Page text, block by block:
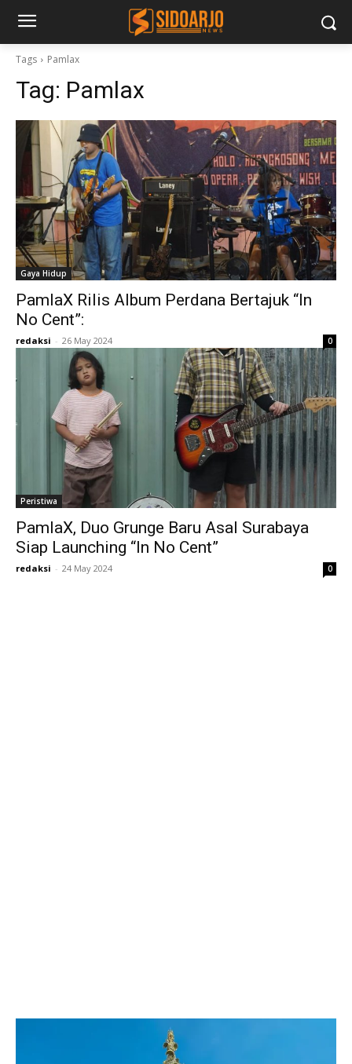
Tags Pamlax
Tag: Pamlax
Gaya Hidup
PamlaX Rilis Album Perdana Bertajuk “In
No Cent”:
redaksi - 26 May 2024 0
Peristiwa
PamlaX, Duo Grunge Baru Asal Surabaya
Siap Launching “In No Cent”
redaksi - 24 May 2024 0